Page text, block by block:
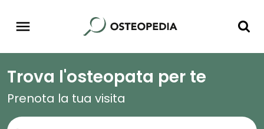
Trova l'osteopata per te
Prenota la tua visita